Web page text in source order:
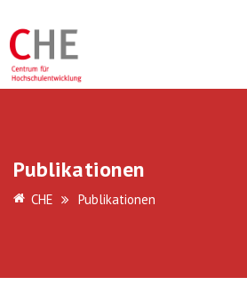
Publikationen
CHE Publikationen